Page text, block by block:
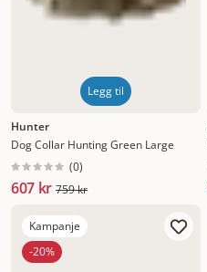
Legg til
Hunter
Dog Collar Hunting Green Large
(0)
607 kr 759 kr
Kampanje
-20%